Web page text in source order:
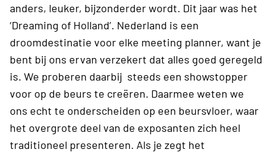
anders, leuker, bijzonderder wordt. Dit jaar was het
‘Dreaming of Holland’. Nederland is een
droomdestinatie voor elke meeting planner, want je
bent bij ons ervan verzekert dat alles goed geregeld
is. We proberen daarbij steeds een showstopper
voor op de beurs te creëren. Daarmee weten we
ons echt te onderscheiden op een beursvloer, waar
het overgrote deel van de exposanten zich heel
traditioneel presenteren. Als je zegt het